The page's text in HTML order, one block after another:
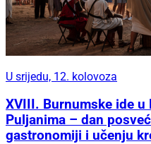
U srijedu, 12. kolovoza
XVIII. Burnumske ide u
Puljanima – dan
gastronomiji i učenju